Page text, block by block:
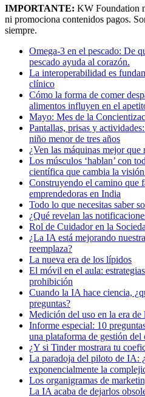
IMPORTANTE: KW Foundation
ni promociona contenidos pagos.
siempre.
Omega-3 en el pescado: De
pescado ayuda al corazón.
La interoperabilidad es
clínico
Cómo la forma de comer
alimentos influyen en el
Mayo: Mes de la
Pantallas, prisas y
niño menor de tres años
¿Ven las máquinas mejor que
Los músculos ‘hablan’ con
científica que cambia la
Construyendo el camino que
emprendedoras en India
Todo lo que necesitas saber
¿Qué revelan las
Rol de Cuidador en la
¿La IA está mejorando
reemplaza?
La nueva era de los lípidos
El móvil en el aula:
prohibición
Cuando la IA hace ciencia,
preguntas?
Medición del uso en la era de
Informe especial: 10
una plataforma de gestión
¿Y si Tinder mostrara tu
La paradoja del piloto de IA:
exponencialmente la
Los organigramas de
La IA acaba de dejarlos